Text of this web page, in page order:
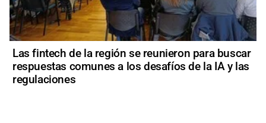
Las fintech de la región se reunieron para buscar
respuestas comunes a los desafíos de la IA y las
regulaciones